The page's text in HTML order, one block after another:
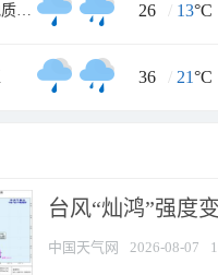
天生桥国家地质公园 26 / 13°C
36 / 21°C
台风“灿鸿”强度
中国天气网 2026-08-07